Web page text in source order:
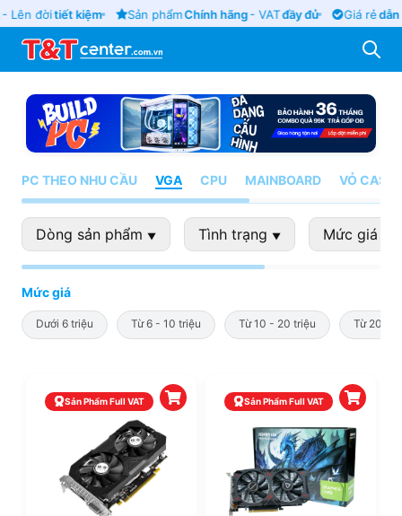
Lên đờitiết kiệm Sản phẩmChính hãng- VATđầy đủ Giá rẻdẫn
PC THEO NHU CẦU VGA CPU MAINBOARD VỎ CASE
Dòng sản phẩm ▼ Tình trạng ▼ Mức giá
Mức giá
Dưới 6 triệu Từ 6 - 10 triệu Từ 10 - 20 triệu Từ 20 -
Sản Phẩm Full VAT Sản Phẩm Full VAT